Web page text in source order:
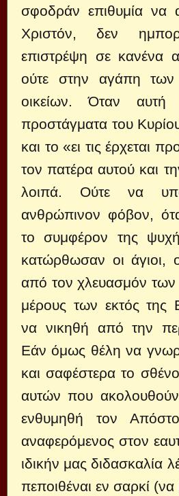
σφοδράν επιθυμία να
Χριστόν, δεν
επιστρέψη σε κανένα
ούτε στην αγάπη
οικείων. Όταν αυτή
προστάγματα του
και το «ει τις έρχεται
τον πατέρα αυτού και
λοιπά. Ούτε να
ανθρώπινον φόβον,
το συμφέρον της
κατώρθωσαν οι άγιοι,
από τον χλευασμόν
μέρους των εκτός της
να νικηθή από την
Εάν όμως θέλη να
και σαφέστερα το
αυτών που
ενθυμηθή τον
αναφερόμενος στον
ιδικήν μας διδασκαλία
πεποιθέναι εν σαρκί